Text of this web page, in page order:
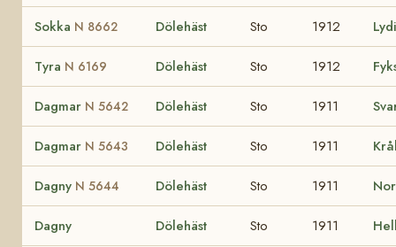
Sokka N 8662 Dölehäst Sto 1912
Tyra N 6169 Dölehäst Sto 1912
Dagmar N 5642 Dölehäst Sto 1911
Dagmar N 5643 Dölehäst Sto 1911
Dagny N 5644 Dölehäst Sto 1911
Dagny Dölehäst Sto 1911